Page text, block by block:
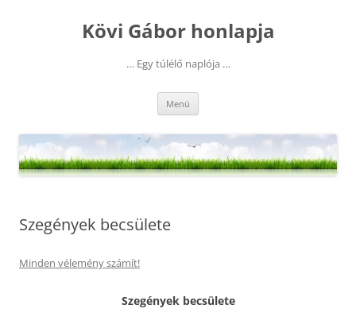
Kövi Gábor honlapja
… Egy túlélő naplója …
Menü
Szegények becsülete
Minden vélemény számít!
Szegények becsülete